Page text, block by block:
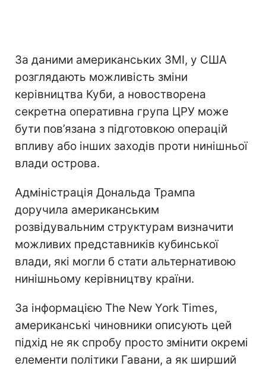
За даними американських ЗМІ, у США
розглядають можливість зміни
керівництва Куби, а новостворена
секретна оперативна група ЦРУ може
бути пов’язана з підготовкою операцій
впливу або інших заходів проти нинішньої
влади острова.
Адміністрація Дональда Трампа
доручила американським
розвідувальним структурам визначити
можливих представників кубинської
влади, які могли б стати альтернативою
нинішньому керівництву країни.
За інформацією The New York Times,
американські чиновники описують цей
підхід не як спробу просто змінити окремі
елементи політики Гавани, а як ширший